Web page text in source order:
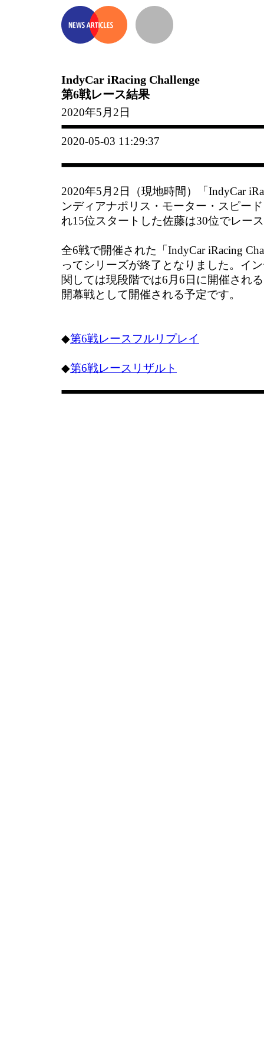
IndyCar iRacing Challenge
第6戦レース結果
2020年5月2日
2020-05-03 11:29:37
2020年5月2日（現地時間）「IndyCar
ンディアナポリス・モーター・スピー
れ15位スタートした佐藤は30位でレー
全6戦で開催された「IndyCar iRacing
ってシリーズが終了となりました。イ
関しては現段階では6月6日に開催され
開幕戦として開催される予定です。
◆第6戦レースフルリプレイ
◆第6戦レースリザルト